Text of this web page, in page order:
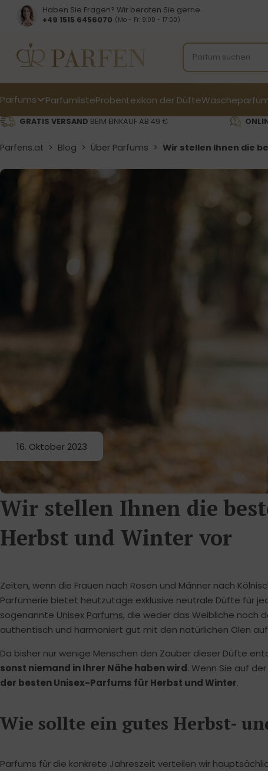
Haben Sie Fragen? Wir beraten Sie gerne
+49 1515 6456070 (Mo - Fr: 9:00 - 17:00)
Parfums ParfumlisteProbenLexikon der Düfte
GRATIS VERSAND BEIM EINKAUF AB 49 €
Parfens.at > Blog > Über Parfums > Wir stellen Ihnen die
16. Oktober 2023
Wir stellen Ihnen die
Herbst und Winter vor
Zeiten, wenn die Frauen nach Rosen und Männer nach
Parfümerie bietet heutzutage exklusive neutrale Düfte für
sogenannte Unisex Parfums, die weder das Weibliche noch
authentisch und harmoniert gut mit den natürlichen Ölen
Da bisher nur wenige Menschen den Zauber dieser Düfte
sonst niemand in Ihrer Nähe haben wird. Wenn Sie auf
der besten Unisex-Parfums für Herbst und Winter.
Wie sollte ein gutes Herbst-
Parfums für die konkrete Jahreszeit verteilen wir